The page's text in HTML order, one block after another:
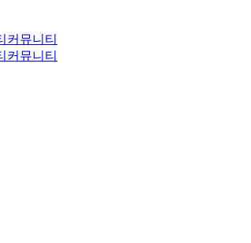
커뮤니티
커뮤니티